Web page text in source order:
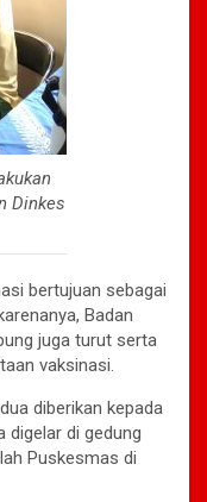
Dinkes
bertujuan sebagai
Badan
juga turut serta
vaksinasi.
diberikan kepada
digelar di gedung
Puskesmas di